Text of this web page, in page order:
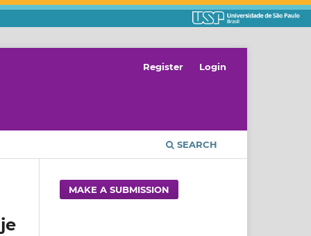
SEARCH
Register Login
MAKE A SUBMISSION